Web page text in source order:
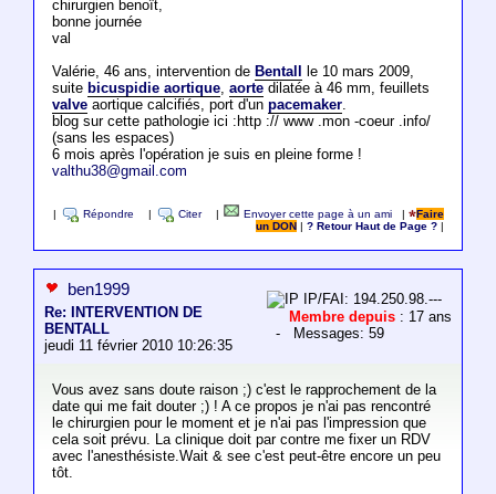
chirurgien benoît,
bonne journée
val
Valérie, 46 ans, intervention de Bentall
le 10 mars 2009,
suite bicuspidie aortique, aortedilatée à 46 mm, feuillets
valveaortique calcifiés, port d'un pacemaker.
blog sur cette pathologie ici :http :// www .mon -coeur .info/
(sans les espaces)
6 mois après l'opération je suis en pleine forme !
valthu38@gmail.com
Répondre Citer Envoyer cette page à un ami |
Faire
un DON
|? Retour Haut de Page ?
ben1999
Re: INTERVENTION DE
BENTALL
jeudi 11 février 2010 10:26:35
IP/FAI: 194.250.98.---
Membre depuis : 17 ans
- Messages: 59
Vous avez sans doute raison ;) c'est le rapprochement de la
date qui me fait douter ;) ! A ce propos je n'ai pas rencontré
le chirurgien pour le moment et je n'ai pas l'impression que
cela soit prévu. La clinique doit par contre me fixer un RDV
avec l'anesthésiste.Wait & see c'est peut-être encore un peu
tôt.